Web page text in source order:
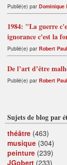
Publié(e) par Dominique
1984: "La guerre
ignorance c'est la
Publié(e) par Robert Paul
De l’art d’être
Publié(e) par Robert Paul
Sujets de blog par
théâtre (463)
musique (304)
peinture (239)
JGobert (233)